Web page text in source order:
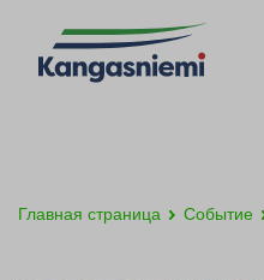
Главная страница Событие